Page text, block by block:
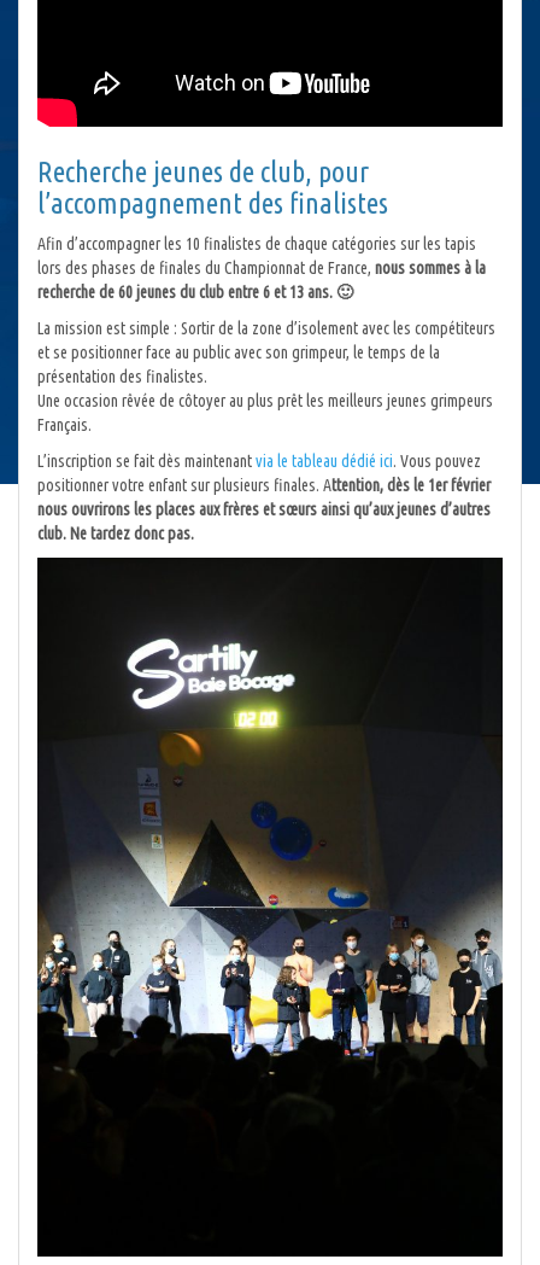
Recherche jeunes de club, pour
l’accompagnement des finalistes
Afin d’accompagner les 10 finalistes de chaque catégories sur les tapis
lors des phases de finales du Championnat de France, nous sommes à la
recherche de 60 jeunes du club entre 6 et 13 ans. 🙂
La mission est simple : Sortir de la zone d’isolement avec les compétiteurs
et se positionner face au public avec son grimpeur, le temps de la
présentation des finalistes.
Une occasion rêvée de côtoyer au plus prêt les meilleurs jeunes grimpeurs
Français.
L’inscription se fait dès maintenantvia le tableau dédié ici. Vous pouvez
positionner votre enfant sur plusieurs finales. Attention, dès le 1er février
nous ouvrirons les places aux frères et sœurs ainsi qu’aux jeunes d’autres
club. Ne tardez donc pas.